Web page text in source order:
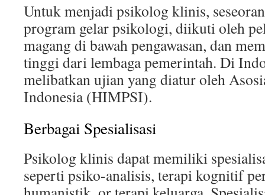
Untuk menjadi psikolog klinis,
program gelar psikologi, diikuti oleh
magang di bawah pengawasan, dan
tinggi dari lembaga pemerintah. Di
melibatkan ujian yang diatur oleh
Indonesia (HIMPSI).
Berbagai Spesialisasi
Psikolog klinis dapat memiliki
seperti psiko-analisis, terapi kognitif